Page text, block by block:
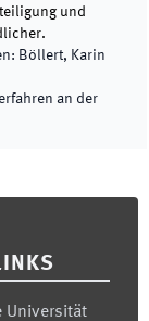
und
: Böllert, Karin
an der
Universität